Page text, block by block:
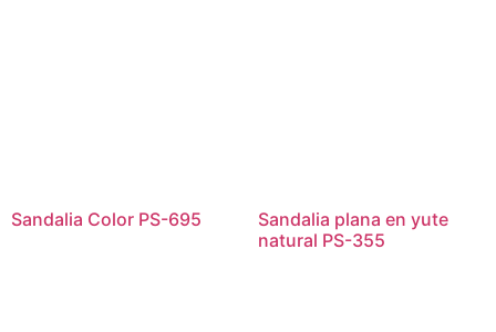
Sandalia Color PS-695
Sandalia plana en yute
natural PS-355